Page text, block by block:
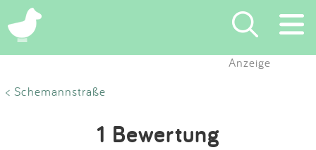
Eintragen
Anzeige
< Schemannstraße
1 Bewertung